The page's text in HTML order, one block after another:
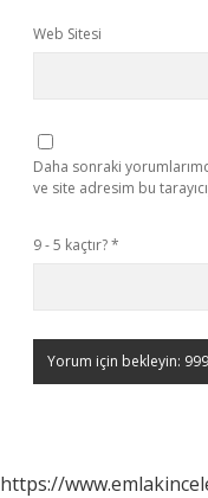
Web Sitesi
Daha sonraki
ve site adresim bu
9 - 5 kaçtır?*
https://